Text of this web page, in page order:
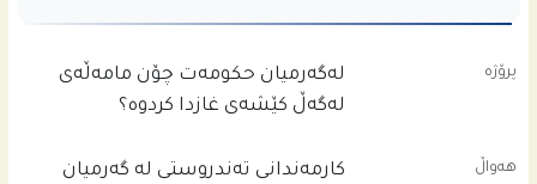
پرۆژە
له‌گه‌رمیان حكومه‌ت چۆن مامه‌ڵه‌ى
له‌گه‌ڵ كێشه‌ى غازدا كردوه‌؟
هەواڵ
کارمەندانی تەندروستی لە گەرمیان